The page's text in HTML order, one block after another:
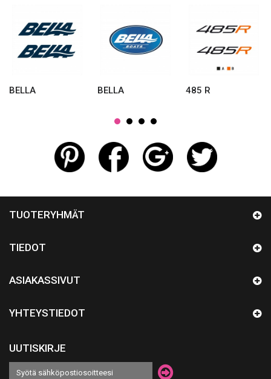
BELLA BELLA 485 R
TUOTERYHMÄT
TIEDOT
ASIAKASSIVUT
YHTEYSTIEDOT
UUTISKIRJE